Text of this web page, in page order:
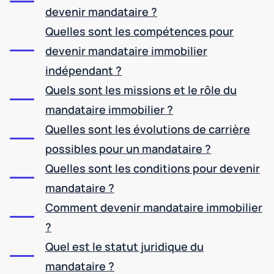
devenir mandataire ?
Quelles sont les compétences pour
devenir mandataire immobilier
indépendant ?
Quels sont les missions et le rôle du
mandataire immobilier ?
Quelles sont les évolutions de carrière
possibles pour un mandataire ?
Quelles sont les conditions pour devenir
mandataire ?
Comment devenir mandataire immobilier
?
Quel est le statut juridique du
mandataire ?